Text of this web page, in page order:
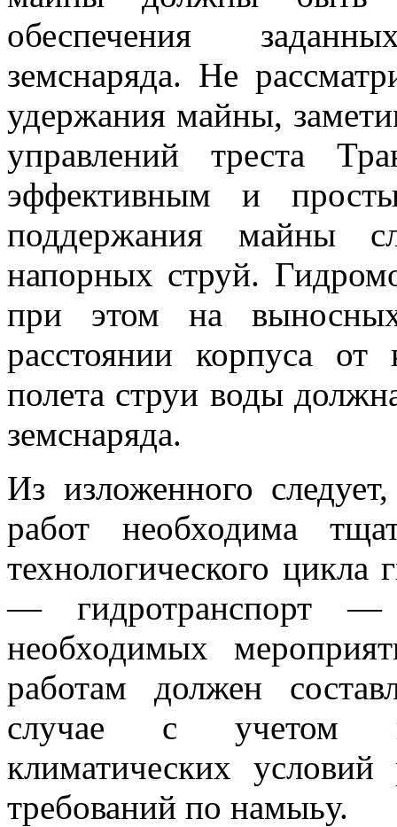
обеспечения
земснаряда. Не
удержания майны,
управлений треста
эффективным и
поддержания майны
напорных струй.
при этом на
расстоянии корпуса от
полета струи воды
земснаряда.
Из изложенного
работ необходима
технологического цикла
— гидротранспорт —
необходимых
работам должен
случае с учетом
климатических
требований по намыьу.